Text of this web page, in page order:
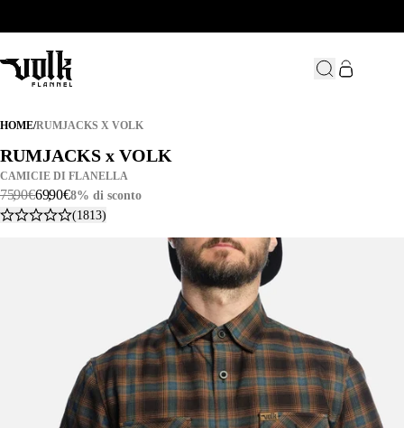
HOME/RUMJACKS X VOLK
RUMJACKS X VOLK
RUMJACKS x VOLK
RUMJACKS x VOLK
CAMICIE DI FLANELLA
75,90€69,90€8% di sconto
(1813)